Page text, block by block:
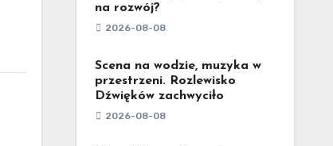
na rozwój?
2026-08-08
Scena na wodzie, muzyka w
przestrzeni. Rozlewisko
Dźwięków zachwyciło
2026-08-08